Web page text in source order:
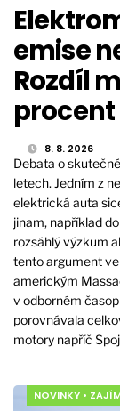
emise
Rozdíl
procent
8. 8. 2026
Debata o
letech. Jedním z
elektrická auta
jinam, například
rozsáhlý výzkum
tento argument
americkým
v odborném
porovnávala
motory napříč
NOVINKY •